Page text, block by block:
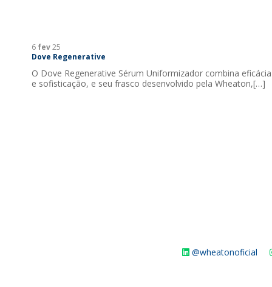
6 fev25
Dove Regenerative
O Dove Regenerative Sérum Uniformizador combina eficácia
e sofisticação, e seu frasco desenvolvido pela Wheaton,[…]
@wheatonoficial